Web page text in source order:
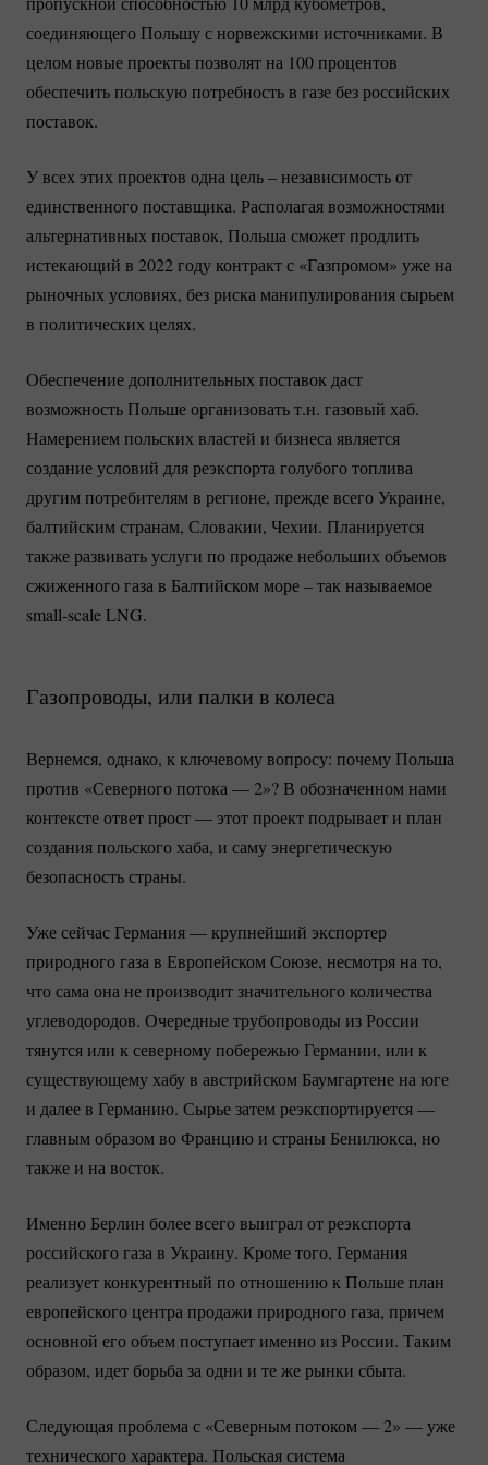
соединяющего Польшу с норвежскими источниками. В
целом новые проекты позволят на 100 процентов
обеспечить польскую потребность в газе без российских
поставок.
У всех этих проектов одна цель – независимость от
единственного поставщика. Располагая возможностями
альтернативных поставок, Польша сможет продлить
истекающий в 2022 году контракт с «Газпромом» уже на
рыночных условиях, без риска манипулирования сырьем
в политических целях.
Обеспечение дополнительных поставок даст
возможность Польше организовать т.н. газовый хаб.
Намерением польских властей и бизнеса является
создание условий для реэкспорта голубого топлива
другим потребителям в регионе, прежде всего Украине,
балтийским странам, Словакии, Чехии. Планируется
также развивать услуги по продаже небольших объемов
сжиженного газа в Балтийском море – так называемое
small-scaleLNG.
Газопроводы, или палки в колеса
Вернемся, однако, к ключевому вопросу: почему Польша
против «Северного потока — 2»? В обозначенном нами
контексте ответ прост — этот проект подрывает и план
создания польского хаба, и саму энергетическую
безопасность страны.
Уже сейчас Германия — крупнейший экспортер
природного газа в Европейском Союзе, несмотря на то,
что сама она не производит значительного количества
углеводородов. Очередные трубопроводы из России
тянутся или к северному побережью Германии, или к
существующему хабу в австрийском Баумгартене на юге
и далее в Германию. Сырье затем реэкспортируется —
главным образом во Францию и страны Бенилюкса, но
также и на восток.
Именно Берлин более всего выиграл от реэкспорта
российского газа в Украину. Кроме того, Германия
реализует конкурентный по отношению к Польше план
европейского центра продажи природного газа, причем
основной его объем поступает именно из России. Таким
образом, идет борьба за одни и те же рынки сбыта.
Следующая проблема с «Северным потоком — 2» — уже
технического характера. Польская система